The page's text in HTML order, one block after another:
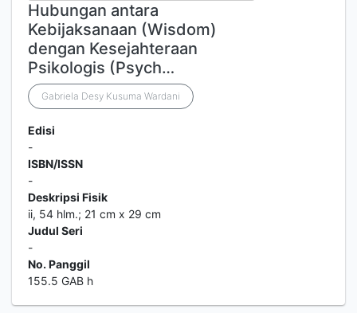
Hubungan antara
Kebijaksanaan (Wisdom)
dengan Kesejahteraan
Psikologis (Psych…
Gabriela Desy Kusuma Wardani
Edisi
-
ISBN/ISSN
-
Deskripsi Fisik
ii, 54 hlm.; 21 cm x 29 cm
Judul Seri
-
No. Panggil
155.5 GAB h